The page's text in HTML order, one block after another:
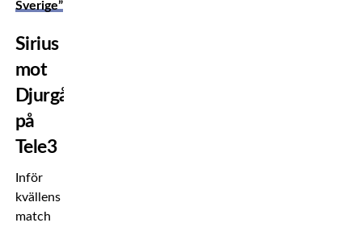
Sverige”
Sirius
mot
Djurgården
på
Tele3
Inför
kvällens
match